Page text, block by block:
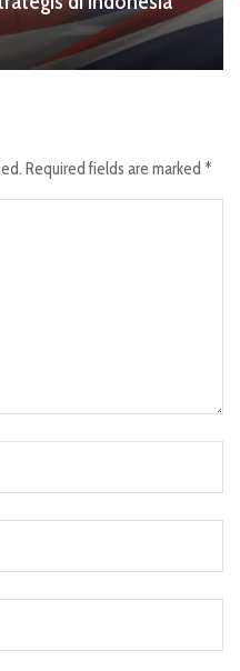
Required fields are marked *